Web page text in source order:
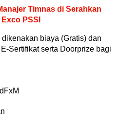
Timnas di Serahkan
PSSI
biaya (Gratis) dan
Sertifikat serta Doorprize bagi